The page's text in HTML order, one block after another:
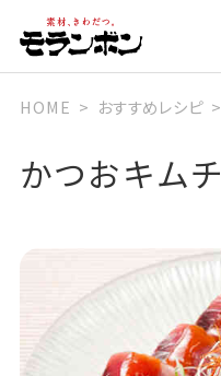
HOME おすすめレシピ
かつおキムチ